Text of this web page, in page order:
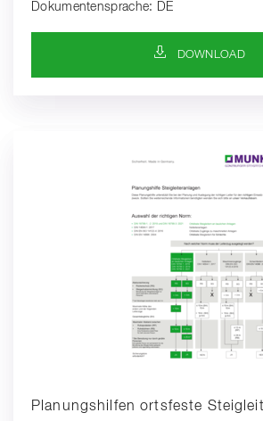
Dokumentensprache: DE
DOWNLOAD-
DOWNLOAD
Planungshilfen ortsfeste